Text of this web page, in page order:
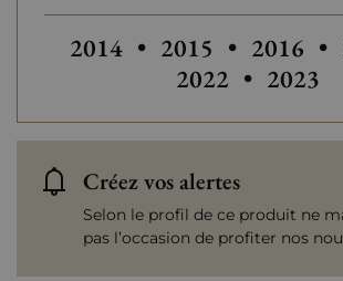
2014 • Autres
2015 • 2016 •
2022 • Autres
2023
Créez vos alertes
Selon le profil de ce produit ne
pas l’occasion de profiter nos